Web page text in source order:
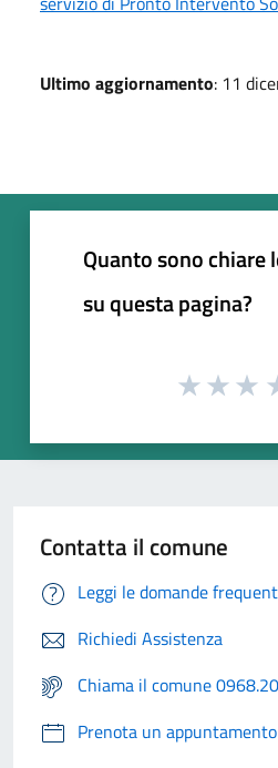
Ultimo aggiornamento: 11
Quanto sono
su questa pagina?
Contatta il comune
Leggi le domande
Richiedi Assistenza
Chiama il comune
Prenota un appuntamento